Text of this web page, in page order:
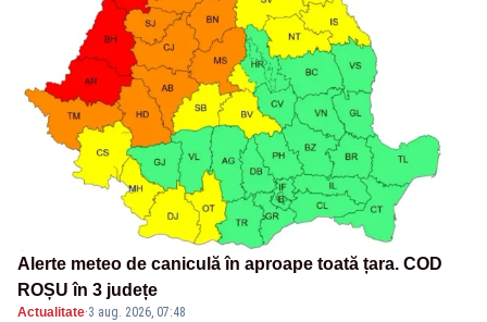
Alerte meteo de caniculă în aproape toată țara. COD
ROȘU în 3 județe
Actualitate·3 aug. 2026, 07:48